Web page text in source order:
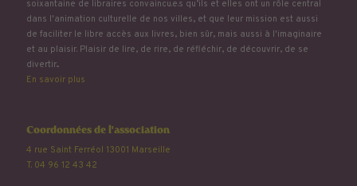
soixantaine de libraires convaincu.e.s qu’ils et elles ont un rôle central
dans l'animation culturelle de nos villes, et que leur mission est aussi
de faciliter le libre accès aux livres, bien sûr, mais aussi à l'imaginaire
et au plaisir. Plaisir de lire, de rire, de réfléchir, de découvrir, de se
divertir...
En savoir plus
Coordonnées de l'association
4 rue Saint Ferréol 13001 Marseille
T. 04 96 12 43 42